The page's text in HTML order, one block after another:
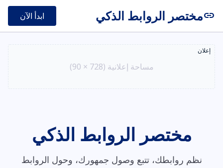
linkمختصر الروابط الذكي ابدأ الآن
إعلان
مساحة إعلانية (728 × 90)
مختصر الروابط الذكي
نظم روابطك، تتبع وصول جمهورك، وحول الروابط